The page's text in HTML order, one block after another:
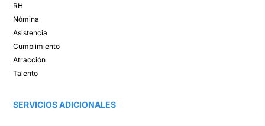
RH
Nómina​
Asistencia​
Cumplimiento​
Atracción ​
Talento ​
SERVICIOS ADICIONALES